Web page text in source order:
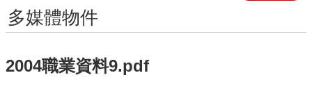
多媒體物件
2004職業資料9.pdf